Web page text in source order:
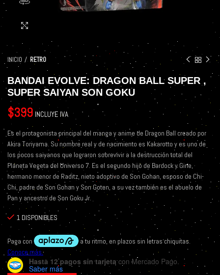
INICIO RETRO
BANDAI EVOLVE: DRAGON BALL SUPER ,
SUPER SAIYAN SON GOKU
$399 INCLUYE IVA
Es el protagonista principal del manga y anime de Dragon Ball creado por
Akira Toriyama. Su nombre real y de nacimiento es Kakarotto y es uno de
los pocos saiyanos que lograron sobrevivir a la destrucción total del
Planeta Vegeta del Universo 7. Es el segundo hijo de Bardock y Gine,
hermano menor de Raditz, nieto adoptivo de Son Gohan, esposo de Chi-
Chi, padre de Son Gohan y Son Goten, a su vez también es el abuelo de
Pan y ancestro de Son Goku Jr.
1 DISPONIBLES
Hasta 12 pagos sin tarjetacon Mercado Pago.
Saber más